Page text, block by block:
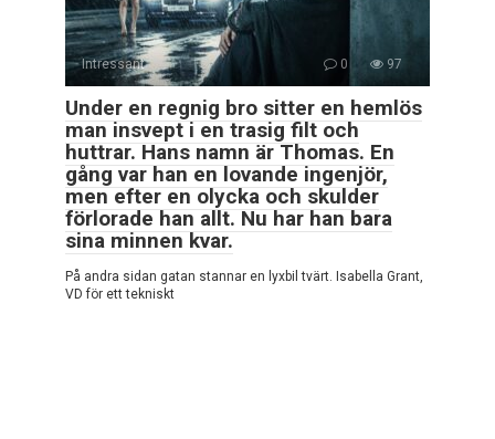
Intressant 0 97
Under en regnig bro sitter en hemlös
man insvept i en trasig filt och
huttrar. Hans namn är Thomas. En
gång var han en lovande ingenjör,
men efter en olycka och skulder
förlorade han allt. Nu har han bara
sina minnen kvar.
På andra sidan gatan stannar en lyxbil tvärt. Isabella Grant,
VD för ett tekniskt